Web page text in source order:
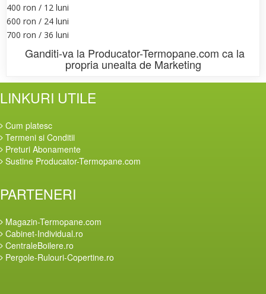
400 ron / 12 luni
600 ron / 24 luni
700 ron / 36 luni
Ganditi-va la Producator-Termopane.com ca la
propria unealta de Marketing
LINKURI UTILE
Cum platesc
Termeni si Conditii
Preturi Abonamente
Sustine Producator-Termopane.com
PARTENERI
Magazin-Termopane.com
Cabinet-Individual.ro
CentraleBoilere.ro
Pergole-Rulouri-Copertine.ro